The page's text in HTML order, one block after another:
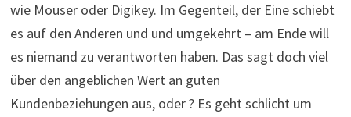
wie Mouser oder Digikey. Im Gegenteil, der Eine schiebt
es auf den Anderen und und umgekehrt – am Ende will
es niemand zu verantworten haben. Das sagt doch viel
über den angeblichen Wert an guten
Kundenbeziehungen aus, oder ? Es geht schlicht um